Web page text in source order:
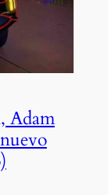
Adam